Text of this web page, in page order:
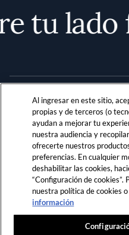
tu lado
Terms and
REGLAMENTO
LOCATION
¡No te lo pierdas!
acceso ilimitado a las
FDL.
ÚNETE AHORAo
Al ingresar en este sitio,
propias y de terceros (o
ayudan a mejorar tu
nuestra audiencia y
ofrecerte nuestros
preferencias. En cualquier
deshabilitar las cookies,
“Configuración de cookies”.
nuestra política de cookies
información